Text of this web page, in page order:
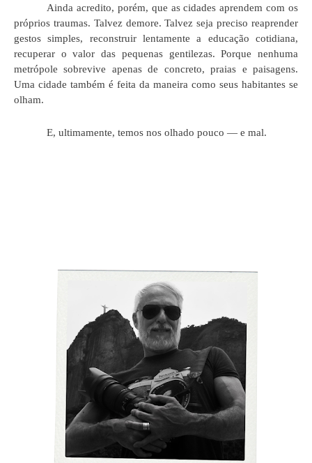
Ainda acredito, porém, que as cidades aprendem com os
próprios traumas. Talvez demore. Talvez seja preciso reaprender
gestos simples, reconstruir lentamente a educação cotidiana,
recuperar o valor das pequenas gentilezas. Porque nenhuma
metrópole sobrevive apenas de concreto, praias e paisagens.
Uma cidade também é feita da maneira como seus habitantes se
olham.
E, ultimamente, temos nos olhado pouco — e mal.